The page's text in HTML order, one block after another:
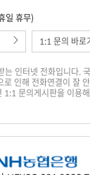
일 휴무)
1:1 문의 바로
인터넷 전화입니다.
인해 전화연결이 잘
1:1 문의게시판을 이용